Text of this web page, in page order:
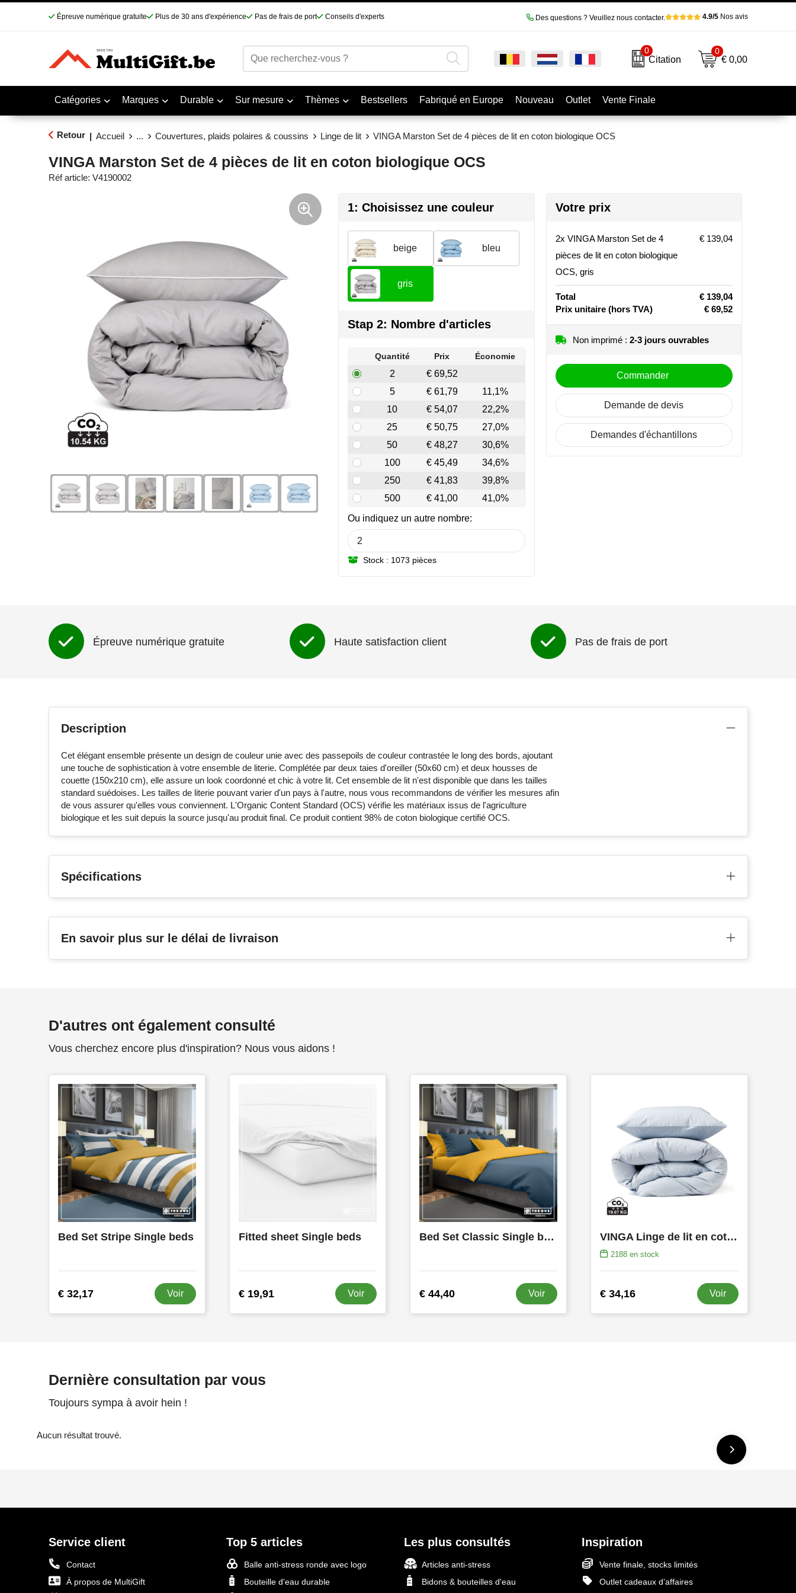
Épreuve numérique gratuite Plus de 30 ans d'expérience Pas de frais de port Conseils d'experts Des questions ? Veuillez nous contacter. 4.9/5Nos avis
0
Citation
0
€ 0,00
Catégories Marques Durable Sur mesure Thèmes Bestsellers Fabriqué en Europe Nouveau Outlet Vente Finale
Retour | Accueil ... Couvertures, plaids polaires & coussins Linge de lit VINGA Marston Set de 4 pièces de lit en coton biologique OCS
VINGA Marston Set de 4 pièces de lit en coton biologique OCS
Réf article: V4190002
1: Choisissez une couleur
beige bleu
gris
Stap 2: Nombre d'articles
Quantité Prix Économie
2
€ 69,52
5
€ 61,79
11,1%
10
€ 54,07
22,2%
25
€ 50,75
27,0%
50
€ 48,27
30,6%
100
€ 45,49
34,6%
250
€ 41,83
39,8%
500
€ 41,00
41,0%
Ou indiquez un autre nombre:
Stock : 1073 pièces
Votre prix
2x VINGA Marston Set de 4
pièces de lit en coton biologique
OCS, gris
€ 139,04
Total
€ 139,04
Prix unitaire(hors TVA) € 69,52
Non imprimé : 2-3 jours ouvrables
Commander
Demande de devis
Demandes d'échantillons
Épreuve numérique gratuite Haute satisfaction client Pas de frais de port
Description
Cet élégant ensemble présente un design de couleur unie avec des passepoils de couleur contrastée le long des bords, ajoutant
une touche de sophistication à votre ensemble de literie. Complétée par deux taies d'oreiller (50x60 cm) et deux housses de
couette (150x210 cm), elle assure un look coordonné et chic à votre lit. Cet ensemble de lit n'est disponible que dans les tailles
standard suédoises. Les tailles de literie pouvant varier d'un pays à l'autre, nous vous recommandons de vérifier les mesures afin
de vous assurer qu'elles vous conviennent. L'Organic Content Standard (OCS) vérifie les matériaux issus de l'agriculture
biologique et les suit depuis la source jusqu'au produit final. Ce produit contient 98% de coton biologique certifié OCS.
Spécifications
En savoir plus sur le délai de livraison
D'autres ont également consulté
Vous cherchez encore plus d'inspiration? Nous vous aidons !
Bed Set Stripe Single beds
€ 32,17 Voir
Fitted sheet Single beds
€ 19,91 Voir
Bed Set Classic Single beds
€ 44,40 Voir
VINGA Linge de lit en coton, set de 4 pièces, Montgomery
2188 en stock
€ 34,16 Voir
Dernière consultation par vous
Toujours sympa à avoir hein !
Aucun résultat trouvé.
Service client
Contact
À propos de MultiGift
Top 5 articles
Balle anti-stress ronde avec logo
Bouteille d'eau durable
Les plus consultés
Articles anti-stress
Bidons & bouteilles d'eau
Inspiration
Vente finale, stocks limités
Outlet cadeaux d’affaires